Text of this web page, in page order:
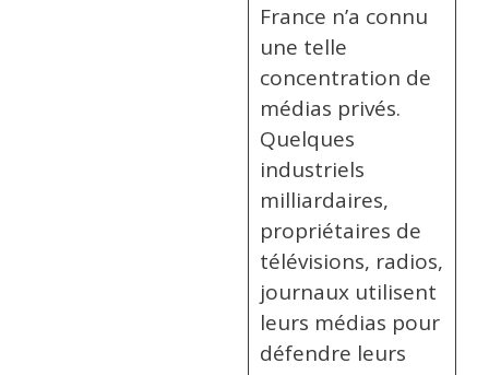
France n’a connu
une telle
concentration de
médias privés.
Quelques
industriels
milliardaires,
propriétaires de
télévisions, radios,
journaux utilisent
leurs médias pour
défendre leurs